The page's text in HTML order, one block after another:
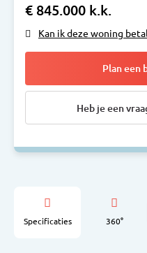
€ 845.000 k.k.
Kan ik deze woning
Plan een
Heb je een
Specificaties 360°